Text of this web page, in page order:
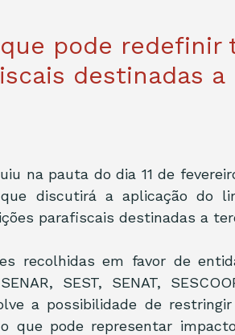
pode redefinir
destinadas a
na pauta do dia 11 de
discutirá a aplicação do
parafiscais destinadas a
recolhidas em favor de
SEST, SENAT,
a possibilidade de
que pode representar